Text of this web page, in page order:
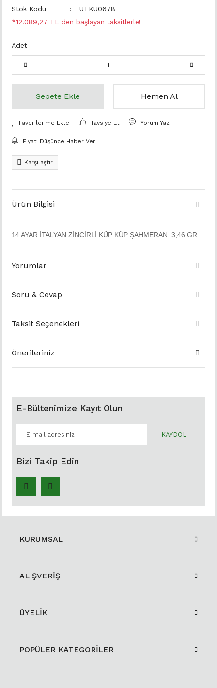
Stok Kodu
UTKU0678
*12.089,27 TL den başlayan taksitlerle!
Adet
Sepete Ekle Hemen Al
Tavsiye Et Yorum Yaz
Fiyatı Düşünce Haber Ver
Karşılaştır
Ürün Bilgisi
14 AYAR İTALYAN ZİNCİRLİ KÜP KÜP ŞAHMERAN. 3,46 GR.
Yorumlar
Soru & Cevap
Taksit Seçenekleri
Önerileriniz
E-Bültenimize Kayıt Olun
KAYDOL
Bizi Takip Edin
KURUMSAL
ALIŞVERİŞ
ÜYELİK
POPÜLER KATEGORİLER